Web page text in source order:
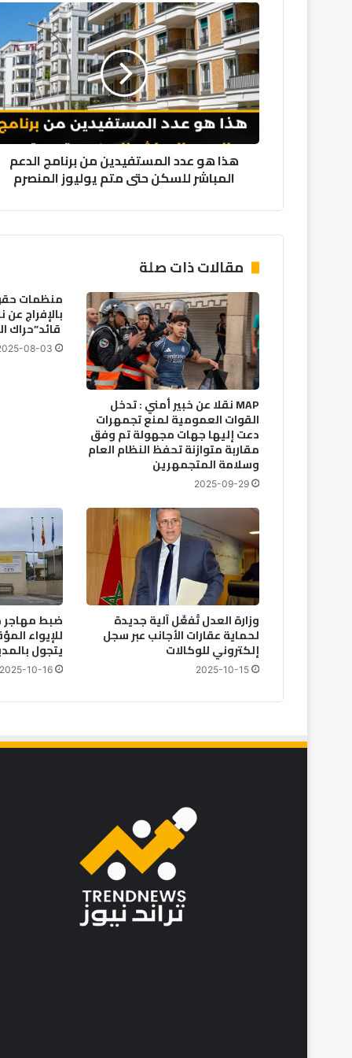
هذا
هو
عدد
المستفيدين
من
برنامج
الدعم
المباشر
للسكن
المنصرم
هذا هو عدد المستفيدين من برنامج الدعم
المباشر للسكن حتى متم يوليوز المنصرم
مقالات ذات صلة
MAP نقلا عن خبير أمني : تدخل
القوات العمومية لمنع تجمهرات
دعت إليها جهات مجهولة تم وفق
مقاربة متوازنة تحفظ النظام العام
وسلامة المتجمهرين
2025-09-29
منظمات
بالإفراج عن
قائد”حراك
08-03
وزارة العدل تُفعِّل آلية جديدة
لحماية عقارات الأجانب عبر سجل
إلكتروني للوكالات
2025-10-15
ضبط مهاجر
للإيواء
يتجول
2025-10-16